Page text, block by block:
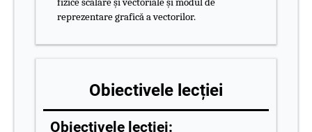
reprezentare grafică a vectorilor.
Obiectivele lecției
Obiectivele lecției: